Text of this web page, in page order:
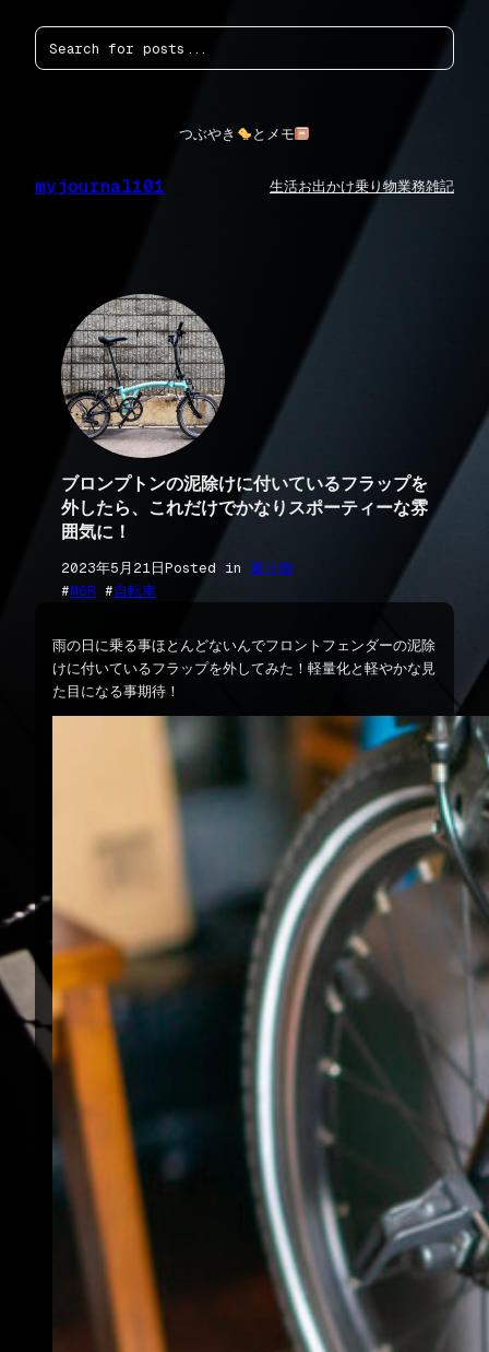
検
索
つぶやき とメモ
myjournal101 生活お出かけ乗り物業務雑記
ブロンプトンの泥除けに付いているフラップを
外したら、これだけでかなりスポーティーな雰
囲気に！
2023年5月21日 Posted in 乗り物
#M6R #自転車
雨の日に乗る事ほとんどないんでフロントフェンダーの泥除
けに付いているフラップを外してみた！軽量化と軽やかな見
た目になる事期待！